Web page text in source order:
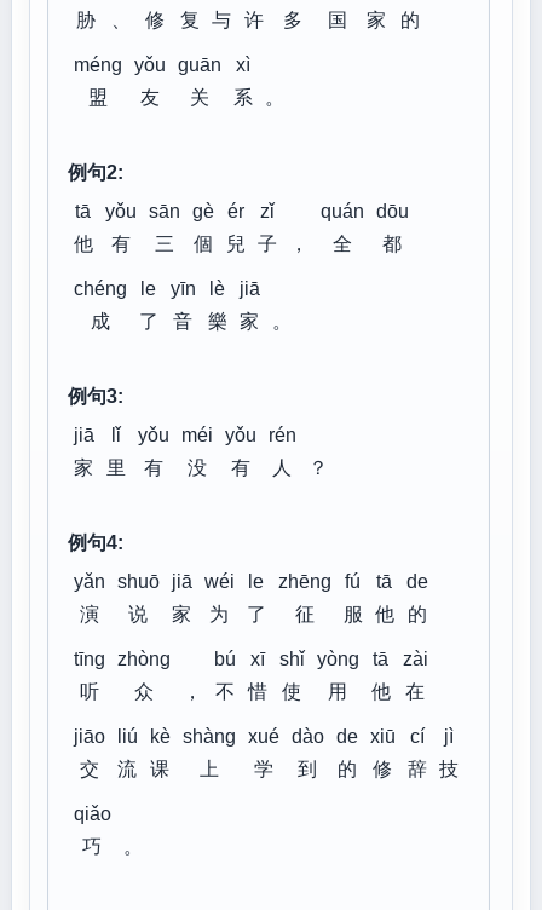
胁
修
复
与
许
多
国
家
的
méng
盟
yǒu
友
guān
关
xì
系
。
例句2:
tā
他
yǒu
有
sān
三
gè
個
ér
兒
zǐ
子
，
quán
全
dōu
都
chéng
成
le
了
yīn
音
lè
樂
jiā
家
。
例句3:
jiā
家
lǐ
里
yǒu
有
méi
没
yǒu
有
rén
人
？
例句4:
yǎn
演
shuō
说
jiā
家
wéi
为
le
了
zhēng
征
fú
服
tā
他
de
的
tīng
听
zhòng
众
，
bú
不
xī
惜
shǐ
使
yòng
用
tā
他
zài
在
jiāo
交
liú
流
kè
课
shàng
上
xué
学
dào
到
de
的
xiū
修
cí
辞
jì
技
qiǎo
巧
。